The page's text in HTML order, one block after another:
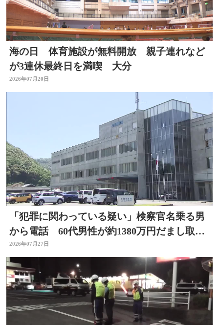
海の日 体育施設が無料開放 親子連れなど
が3連休最終日を満喫 大分
2026年07月20日
「犯罪に関わっている疑い」検察官名乗る男
から電話 60代男性が約1380万円だまし取ら
れる 大分
2026年07月27日